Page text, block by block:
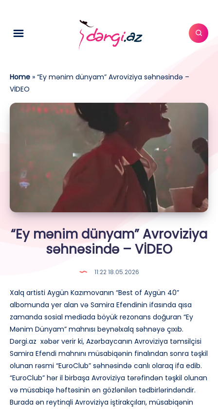
Home » “Ey mənim dünyam” Avroviziya səhnəsində –
VİDEO
“Ey mənim dünyam” Avroviziya
səhnəsində – VİDEO
11:22 18.05.2026
Xalq artisti Aygün Kazımovanın “Best of Aygün 40”
albomunda yer alan və Samira Efendinin ifasında qısa
zamanda sosial mediada böyük rezonans doğuran “Ey
Mənim Dünyam” mahnısı beynəlxalq səhnəyə çıxıb.
Dərgi.az xəbər verir ki, Azərbaycanın Avroviziya təmsilçisi
Samira Efendi mahnını müsabiqənin finalından sonra təşkil
olunan rəsmi “EuroClub” səhnəsində canlı olaraq ifa edib.
“EuroClub” hər il birbaşa Avroviziya tərəfindən təşkil olunan
və müsabiqə həftəsinin ən gözlənilən tədbirlərindəndir.
Burada ən reytinqli Avroviziya iştirakçıları, müsabiqənin